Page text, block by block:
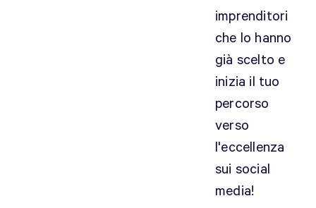
imprenditori
che lo hanno
già scelto e
inizia il tuo
percorso
verso
l'eccellenza
sui social
media!